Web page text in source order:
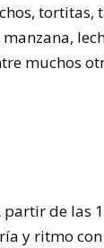
tortitas,
muchos
de las
y ritmo